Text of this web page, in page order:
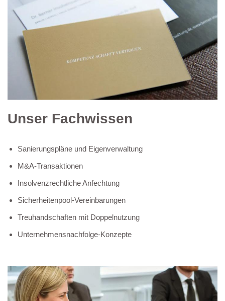
Unser Fachwissen
Sanierungspläne und Eigenverwaltung
M&A-Transaktionen
Insolvenzrechtliche Anfechtung
Sicherheitenpool-Vereinbarungen
Treuhandschaften mit Doppelnutzung
Unternehmensnachfolge-Konzepte